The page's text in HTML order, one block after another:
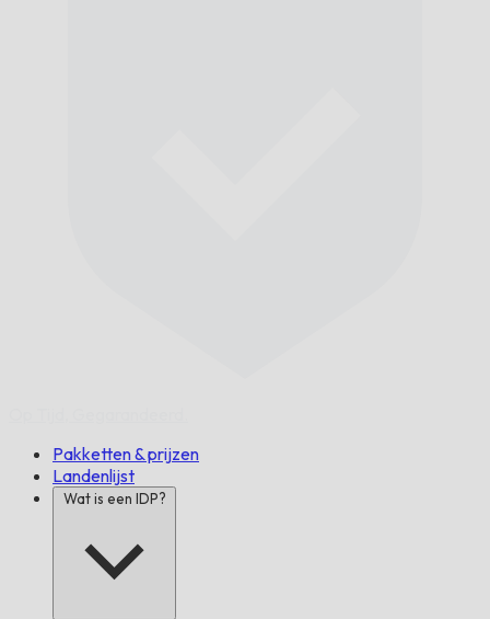
Pakketten & prijzen
Landenlijst
Wat is een IDP?